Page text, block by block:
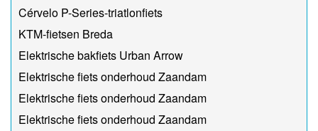
Cérvelo P-Series-triatlonfiets
KTM-fietsen Breda
Elektrische bakfiets Urban Arrow
Elektrische fiets onderhoud Zaandam
Elektrische fiets onderhoud Zaandam
Elektrische fiets onderhoud Zaandam